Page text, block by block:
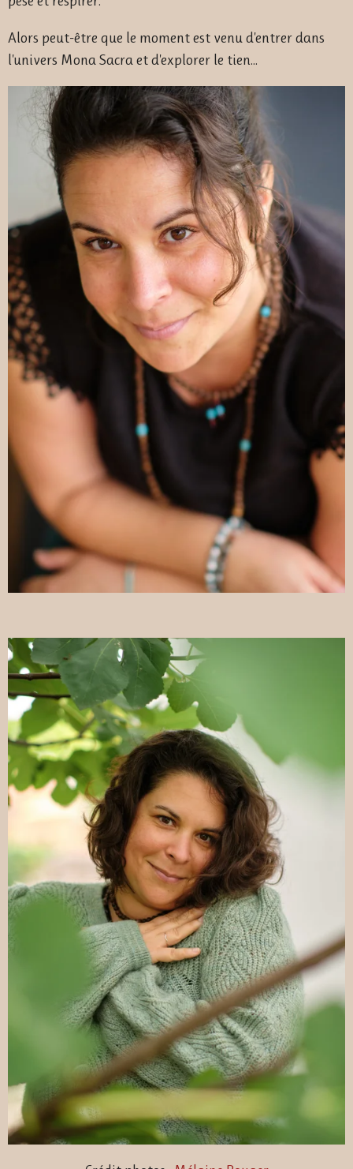
Alors peut-être que le moment est venu d'entrer dans
l'univers Mona Sacra et d'explorer le tien...